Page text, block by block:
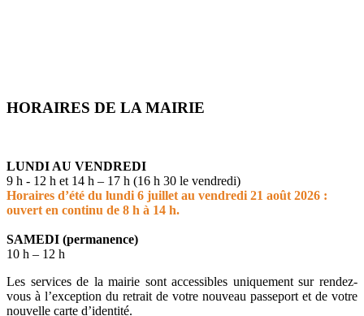
HORAIRES DE LA MAIRIE
LUNDI AU VENDREDI
9 h - 12 h et 14 h – 17 h (16 h 30 le vendredi)
Horaires d’été du lundi 6 juillet au vendredi 21 août 2026 :
ouvert en continu de 8 h à 14 h.
SAMEDI (permanence)
10 h – 12 h
Les services de la mairie sont accessibles uniquement sur rendez-
vous à l’exception du retrait de votre nouveau passeport et de votre
nouvelle carte d’identité.